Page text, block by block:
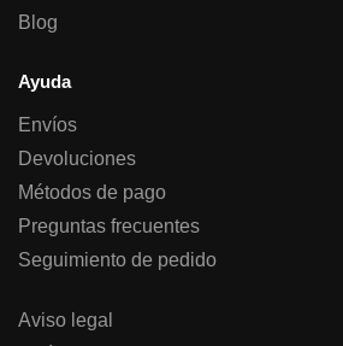
Blog
Ayuda
Envíos
Devoluciones
Métodos de pago
Preguntas frecuentes
Seguimiento de pedido
Aviso legal